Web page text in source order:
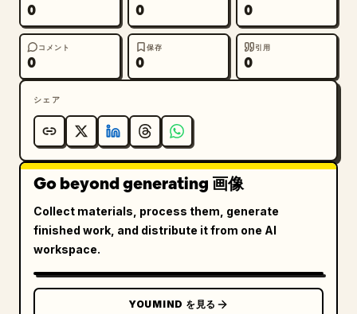
0 0 0
コメント
0
保存
0
引用
0
シェア
Go beyond generating 画像
Collect materials, process them, generate
finished work, and distribute it from one AI
workspace.
YOUMIND を見る